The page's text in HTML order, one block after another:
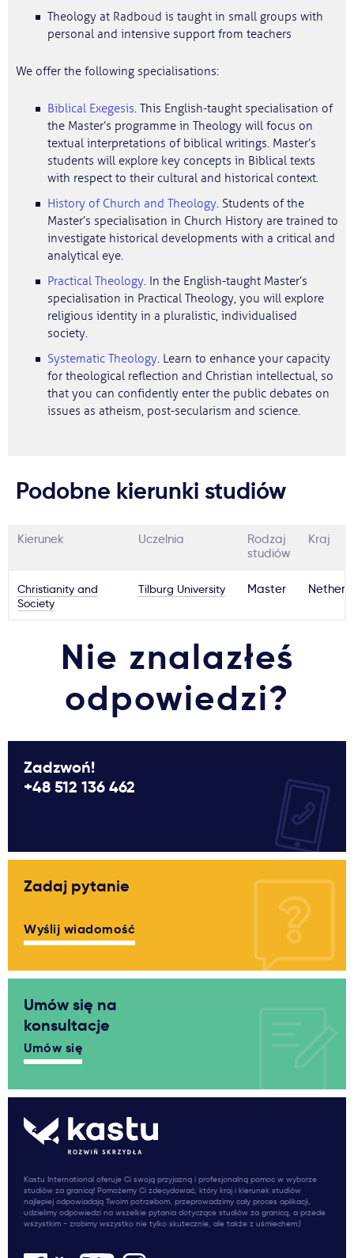
Theology at Radboud is taught in small groups with
personal and intensive support from teachers
We offer the following specialisations:
Biblical Exegesis. This English-taught specialisation of
the Master’s programme in Theology will focus on
textual interpretations of biblical writings. Master’s
students will explore key concepts in Biblical texts
with respect to their cultural and historical context.
History of Church and Theology. Students of the
Master’s specialisation in Church History are trained to
investigate historical developments with a critical and
analytical eye.
Practical Theology. In the English-taught Master’s
specialisation in Practical Theology, you will explore
religious identity in a pluralistic, individualised
society.
Systematic Theology. Learn to enhance your capacity
for theological reflection and Christian intellectual, so
that you can confidently enter the public debates on
issues as atheism, post-secularism and science.
Podobne kierunki studiów
Kierunek Uczelnia
Rodzaj
studiów
Kraj
Christianity and
Society
Tilburg University Master
Nie znalazłeś
odpowiedzi?
Zadzwoń!
+48 512 136 462
Zadaj pytanie
Wyślij wiadomość
Umów się na
konsultacje
Umów się
Kastu International oferuje Ci swoją przyjazną i profesjonalną pomoc w wyborze
studiów za granicą! Pomożemy Ci zdecydować, który kraj i kierunek studiów
najlepiej odpowiadają Twoim potrzebom, przeprowadzimy cały proces aplikacji,
udzielimy odpowiedzi na wszelkie pytania dotyczące studiów za granicą, a przede
wszystkim - zrobimy wszystko nie tylko skutecznie, ale także z uśmiechem:)